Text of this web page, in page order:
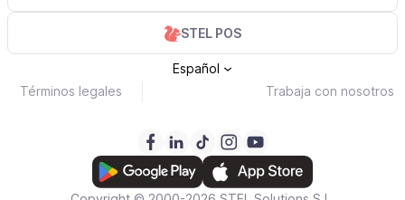
STEL POS
Términos legales Trabaja con nosotros
Español